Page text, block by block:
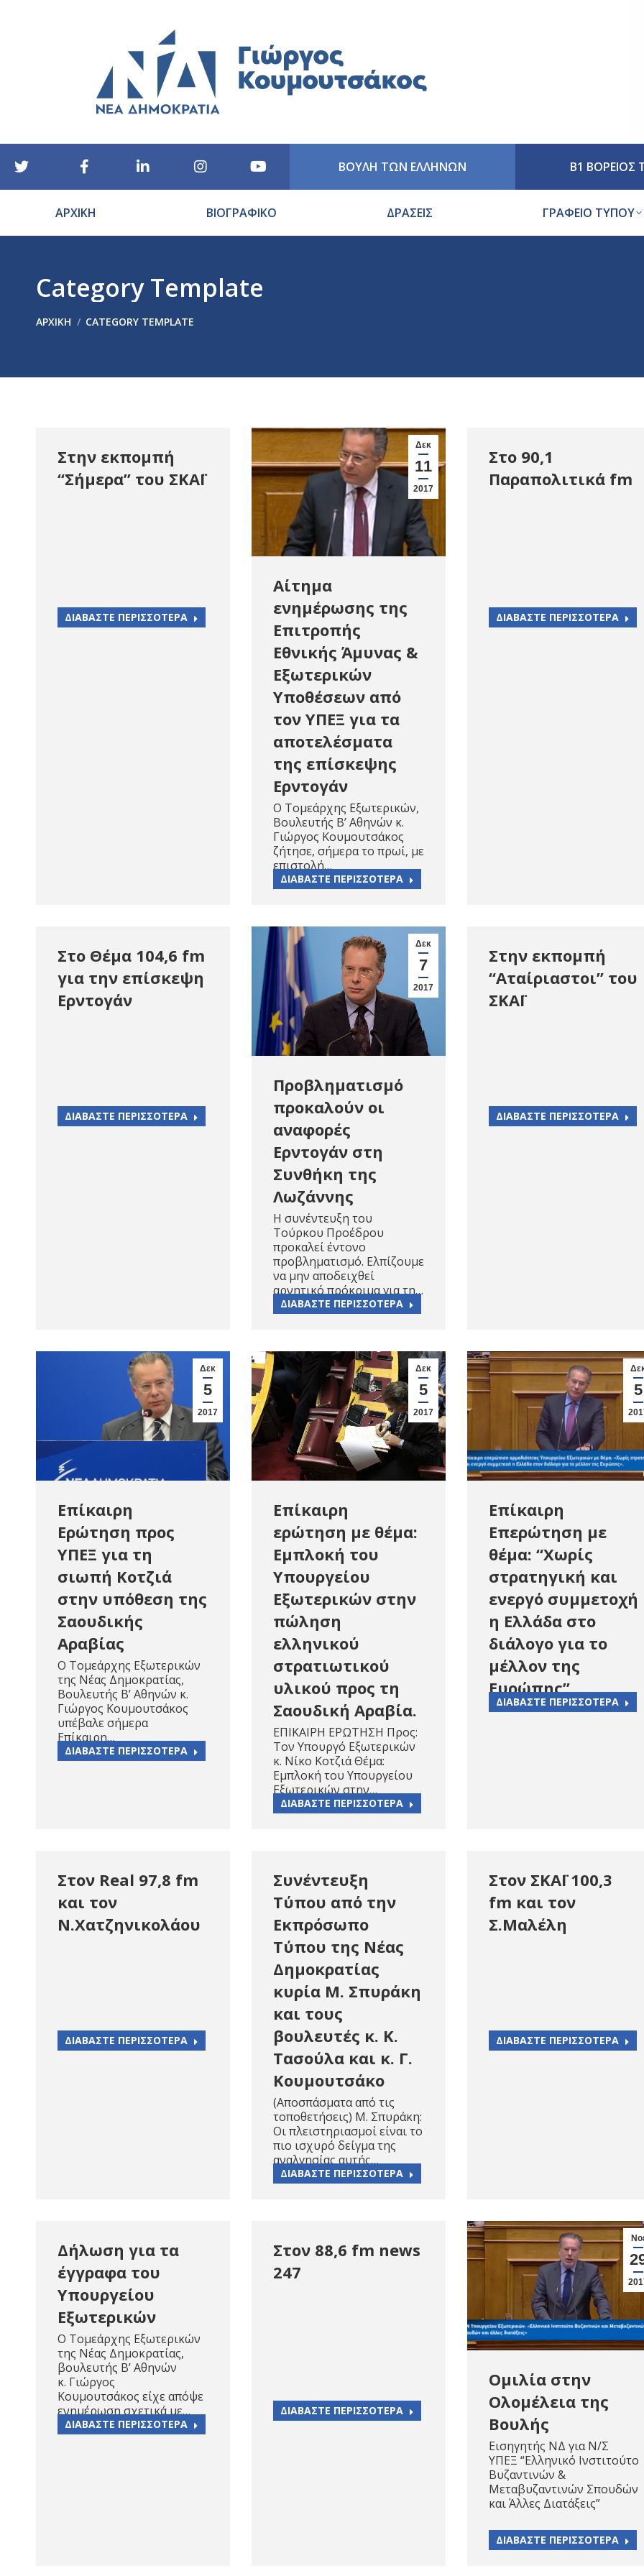
ΒΟΥΛΗ ΤΩΝ ΕΛΛΗΝΩΝ Β1 ΒΟΡΕΙΟΣ
ΑΡΧΙΚΗ ΒΙΟΓΡΑΦΙΚΟ ΔΡΑΣΕΙΣ ΓΡΑΦΕΙΟ ΤΥΠΟΥ
Category Template
ΑΡΧΙΚΉ CATEGORY TEMPLATE
Στην εκπομπή
“Σήμερα” του ΣΚΑΪ
ΔΙΑΒΑΣΤΕ ΠΕΡΙΣΣΟΤΕΡΑ
Δεκ
11
2017
Αίτημα
ενημέρωσης της
Επιτροπής
Εθνικής Άμυνας &
Εξωτερικών
Υποθέσεων από
τον ΥΠΕΞ για τα
αποτελέσματα
της επίσκεψης
Ερντογάν
Ο Τομεάρχης Εξωτερικών,
Βουλευτής Β’ Αθηνών κ.
Γιώργος Κουμουτσάκος
ζήτησε, σήμερα το πρωί, με
επιστολή…
ΔΙΑΒΑΣΤΕ ΠΕΡΙΣΣΟΤΕΡΑ
Στο 90,1
Παραπολιτικά fm
ΔΙΑΒΑΣΤΕ ΠΕΡΙΣΣΟΤΕΡΑ
Στο Θέμα 104,6 fm
για την επίσκεψη
Ερντογάν
ΔΙΑΒΑΣΤΕ ΠΕΡΙΣΣΟΤΕΡΑ
Δεκ
7
2017
Προβληματισμό
προκαλούν οι
αναφορές
Ερντογάν στη
Συνθήκη της
Λωζάννης
Η συνέντευξη του
Τούρκου Προέδρου
προκαλεί έντονο
προβληματισμό. Ελπίζουμε
να μην αποδειχθεί
αρνητικό πρόκριμα για τη…
ΔΙΑΒΑΣΤΕ ΠΕΡΙΣΣΟΤΕΡΑ
Στην εκπομπή
“Αταίριαστοι” του
ΣΚΑΪ
ΔΙΑΒΑΣΤΕ ΠΕΡΙΣΣΟΤΕΡΑ
Δεκ
5
2017
Επίκαιρη
Ερώτηση προς
ΥΠΕΞ για τη
σιωπή Κοτζιά
στην υπόθεση της
Σαουδικής
Αραβίας
Ο Τομεάρχης Εξωτερικών
της Νέας Δημοκρατίας,
Βουλευτής Β’ Αθηνών κ.
Γιώργος Κουμουτσάκος
υπέβαλε σήμερα
Επίκαιρη…
ΔΙΑΒΑΣΤΕ ΠΕΡΙΣΣΟΤΕΡΑ
Δεκ
5
2017
Επίκαιρη
ερώτηση με θέμα:
Εμπλοκή του
Υπουργείου
Εξωτερικών στην
πώληση
ελληνικού
στρατιωτικού
υλικού προς τη
Σαουδική Αραβία.
ΕΠΙΚΑΙΡΗ ΕΡΩΤΗΣΗ Προς:
Τον Υπουργό Εξωτερικών
κ. Νίκο Κοτζιά Θέμα:
Εμπλοκή του Υπουργείου
Εξωτερικών στην…
ΔΙΑΒΑΣΤΕ ΠΕΡΙΣΣΟΤΕΡΑ
5
Επίκαιρη
Επερώτηση με
θέμα: “Χωρίς
στρατηγική και
ενεργό συμμετοχή
η Ελλάδα στο
διάλογο για το
μέλλον της
Ευρώπης”
ΔΙΑΒΑΣΤΕ ΠΕΡΙΣΣΟΤΕΡΑ
Στον Real 97,8 fm
και τον
Ν.Χατζηνικολάου
ΔΙΑΒΑΣΤΕ ΠΕΡΙΣΣΟΤΕΡΑ
Συνέντευξη
Τύπου από την
Εκπρόσωπο
Τύπου της Νέας
Δημοκρατίας
κυρία Μ. Σπυράκη
και τους
βουλευτές κ. Κ.
Τασούλα και κ. Γ.
Κουμουτσάκο
(Αποσπάσματα από τις
τοποθετήσεις) Μ. Σπυράκη:
Οι πλειστηριασμοί είναι το
πιο ισχυρό δείγμα της
αναλγησίας αυτής…
ΔΙΑΒΑΣΤΕ ΠΕΡΙΣΣΟΤΕΡΑ
Στον ΣΚΑΪ 100,3
fm και τον
Σ.Μαλέλη
ΔΙΑΒΑΣΤΕ ΠΕΡΙΣΣΟΤΕΡΑ
Δήλωση για τα
έγγραφα του
Υπουργείου
Εξωτερικών
Ο Τομεάρχης Εξωτερικών
της Νέας Δημοκρατίας,
βουλευτής Β’ Αθηνών
κ. Γιώργος
Κουμουτσάκος είχε απόψε
ενημέρωση σχετικά με…
ΔΙΑΒΑΣΤΕ ΠΕΡΙΣΣΟΤΕΡΑ
Στον 88,6 fm news
247
ΔΙΑΒΑΣΤΕ ΠΕΡΙΣΣΟΤΕΡΑ
Ομιλία στην
Ολομέλεια της
Βουλής
Εισηγητής ΝΔ για Ν/Σ
ΥΠΕΞ “Ελληνικό Ινστιτούτο
Βυζαντινών &
Μεταβυζαντινών Σπουδών
και Άλλες Διατάξεις”
ΔΙΑΒΑΣΤΕ ΠΕΡΙΣΣΟΤΕΡΑ